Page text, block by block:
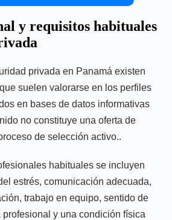
y requisitos habituales
privada en Panamá existen
suelen valorarse en los perfiles
en bases de datos informativas
no constituye una oferta de
de selección activo..
habituales se incluyen
estrés, comunicación adecuada,
trabajo en equipo, sentido de
y una condición física